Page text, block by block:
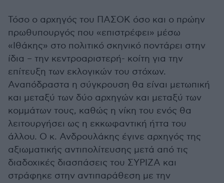
Τόσο ο αρχηγός του ΠΑΣΟΚ όσο και ο πρώην
πρωθυπουργός που «επιστρέφει» μέσω
«Ιθάκης» στο πολιτικό σκηνικό ποντάρει στην
ίδια – την κεντροαριστερή- κοίτη για την
επίτευξη των εκλογικών του στόχων.
Αναπόδραστα η σύγκρουση θα είναι μετωπική
και μεταξύ των δύο αρχηγών και μεταξύ των
κομμάτων τους, καθώς η νίκη του ενός θα
λειτουργήσει ως η εκκωφαντική ήττα του
άλλου. Ο κ. Ανδρουλάκης έγινε αρχηγός της
αξιωματικής αντιπολίτευσης μετά από τις
διαδοχικές διασπάσεις του ΣΥΡΙΖΑ και
στράφηκε στην αντιπαράθεση με την